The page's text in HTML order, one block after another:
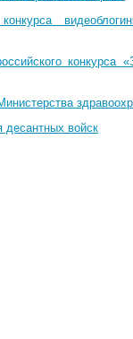
конкурса
десантных войск